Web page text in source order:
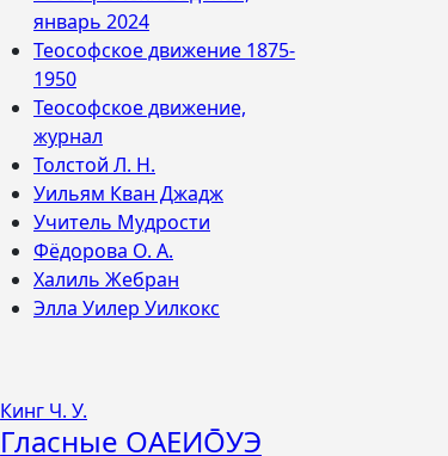
январь 2024
Теософское движение 1875-
1950
Теософское движение,
журнал
Толстой Л. Н.
Уильям Кван Джадж
Учитель Мудрости
Фёдорова О. А.
Халиль Жебран
Элла Уилер Уилкокс
Кинг Ч. У.
Гласные ОАЕИО̄УЭ